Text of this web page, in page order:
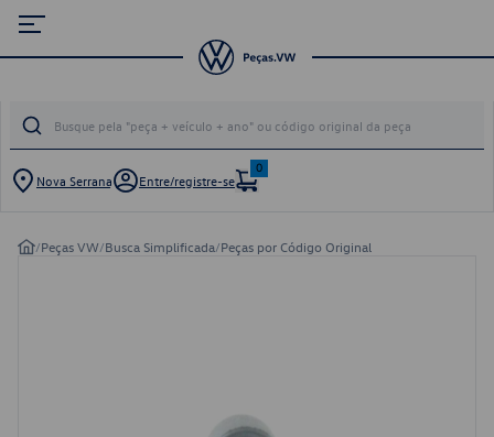
Nova Serrana Entre/registre-se
0
/Peças VW/Busca Simplificada/Peças por Código Original